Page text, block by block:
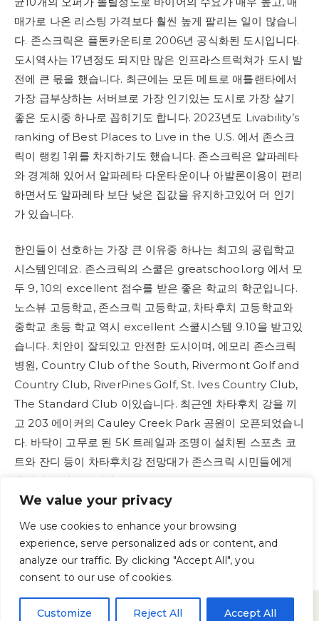
We value your privacy
We use cookies to enhance your browsing
experience, serve personalized ads or content, and
analyze our traffic. By clicking "Accept All", you
consent to our use of cookies.
Customize Reject All Accept All
매가로 나온 리스팅 가격보다 훨씬 높게 팔리는 일이 많습니
다. 존스크릭은 플톤카운티로 2006년 공식화된 도시입니다.
도시역사는 17년정도 되지만 많은 인프라스트럭쳐가 도시 발
전에 큰 몫을 했습니다. 최근에는 모든 메트로 애틀랜타에서
가장 급부상하는 서버브로 가장 인기있는 도시로 가장 살기
좋은 도시중 하나로 꼽히기도 합니다. 2023년도 Livability’s
ranking of Best Places to Live in the U.S. 에서 존스크
릭이 랭킹 1위를 차지하기도 했습니다. 존스크릭은 알파레타
와 경계해 있어서 알파레타 다운타운이나 아발론이용이 편리
하면서도 알파레타 보단 낮은 집값을 유지하고있어 더 인기
가 있습니다.
한인들이 선호하는 가장 큰 이유중 하나는 최고의 공립학교
시스템인데요. 존스크릭의 스쿨은 greatschool.org 에서 모
두 9, 10의 excellent 점수를 받은 좋은 학교의 학군입니다.
노스뷰 고등학교, 존스크릭 고등학교, 차타후치 고등학교와
중학교 초등 학교 역시 excellent 스쿨시스템 9.10을 받고있
습니다. 치안이 잘되있고 안전한 도시이며, 에모리 존스크릭
병원, Country Club of the South, Rivermont Golf and
Country Club, RiverPines Golf, St. Ives Country Club,
The Standard Club 이있습니다. 최근엔 차타후치 강을 끼
고 203 에이커의 Cauley Creek Park 공원이 오픈되었습니
다. 바닥이 고무로 된 5K 트레일과 조명이 설치된 스포츠 코
트와 잔디 등이 차타후치강 전망대가 존스크릭 시민들에게
휴식처를 제공합니다.